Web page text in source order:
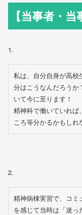
【当事者・
1.
私は、自分自身が高校
分はこうなんだろうか
いて今に至ります！
精神科で働いていれば
ころ等分かるかもし
2.
精神病棟実習で、コミ
を感じて当時は「迷っ